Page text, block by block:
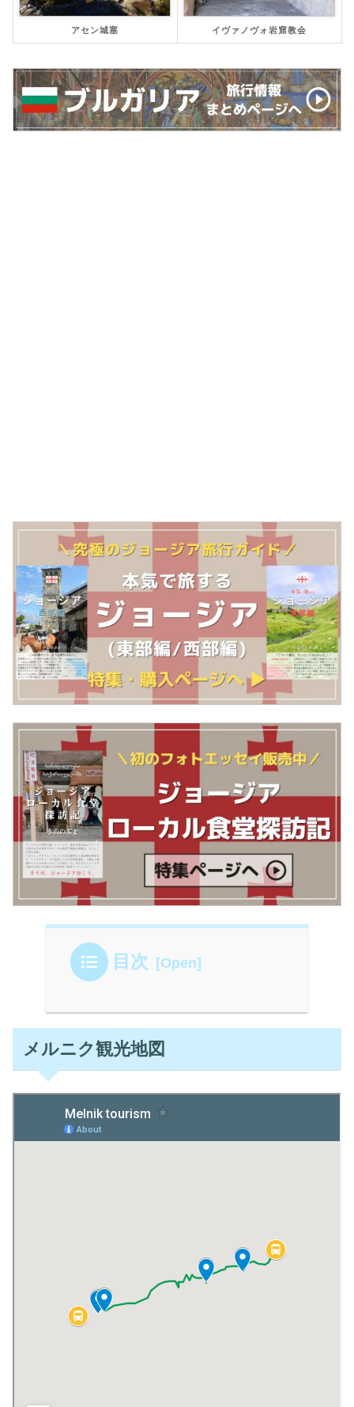
アセン城塞 イヴァノヴォ岩窟教会
目次
メルニク観光地図